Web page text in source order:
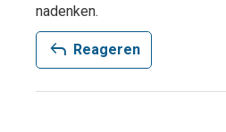
nadenken.
reply Reageren